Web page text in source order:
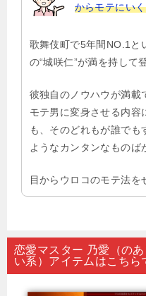
からモテにい
歌舞伎町で5年間NO.1と
の“城咲仁”が満を持して
彼独自のノウハウが満載
モテ男に変身させる内容
も、そのどれもが誰でも
ようなカンタンなものば
目からウロコのモテ法を
恋愛マスター 乃愛（の
い系）アイテムはこちら